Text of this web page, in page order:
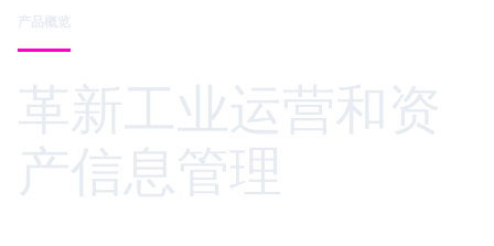
产品概览
革新工业运营和资
产信息管理